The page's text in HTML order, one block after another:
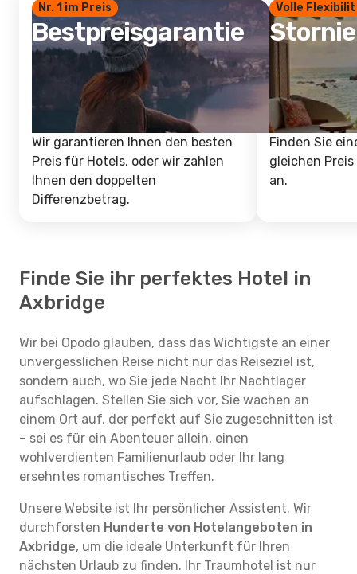
Nr. 1 im Preis
Bestpreisgarantie
Wir garantieren Ihnen den besten
Preis für Hotels, oder wir zahlen
Ihnen den doppelten
Differenzbetrag.
Volle
Finden Sie
gleichen
an.
Finde Sie ihr perfektes Hotel in
Axbridge
Wir bei Opodo glauben, dass das Wichtigste an einer
unvergesslichen Reise nicht nur das Reiseziel ist,
sondern auch, wo Sie jede Nacht Ihr Nachtlager
aufschlagen. Stellen Sie sich vor, Sie wachen an
einem Ort auf, der perfekt auf Sie zugeschnitten ist
– sei es für ein Abenteuer allein, einen
wohlverdienten Familienurlaub oder Ihr lang
ersehntes romantisches Treffen.
Unsere Website ist Ihr persönlicher Assistent. Wir
durchforsten Hunderte von Hotelangeboten in
Axbridge, um die ideale Unterkunft für Ihren
nächsten Urlaub zu finden. Ihr Traumhotel ist nur